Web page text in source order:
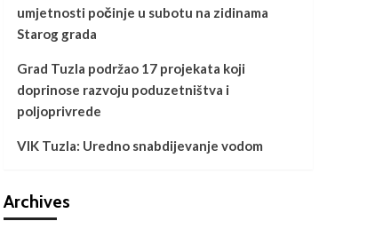
umjetnosti počinje u subotu na zidinama
Starog grada
Grad Tuzla podržao 17 projekata koji
doprinose razvoju poduzetništva i
poljoprivrede
VIK Tuzla: Uredno snabdijevanje vodom
Archives